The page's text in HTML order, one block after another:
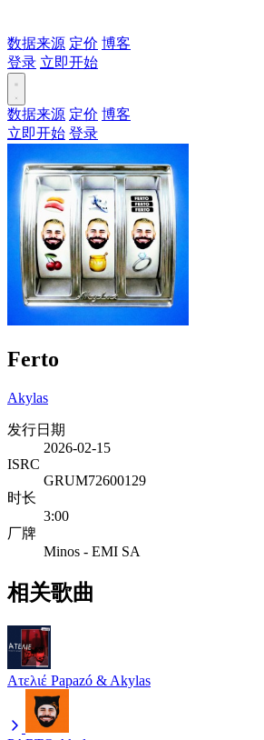
数据来源 定价 博客
登录 立即开始
数据来源 定价 博客
立即开始 登录
Ferto
Akylas
发行日期
2026-02-15
ISRC
GRUM72600129
时长
3:00
厂牌
Minos - EMI SA
相关歌曲
Ατελιέ Papazó & Akylas